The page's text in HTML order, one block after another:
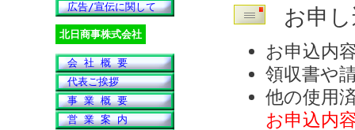
広告/宣伝に関して
北日商事株式会社
会 社 概 要
代表ご挨拶
事 業 概 要
営 業 案 内
お申
お申込内
領収書や
他の使用
お申込内